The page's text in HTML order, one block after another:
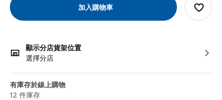
加入購物車
顯示分店貨架位置
選擇分店
有庫存於線上購物
12 件庫存